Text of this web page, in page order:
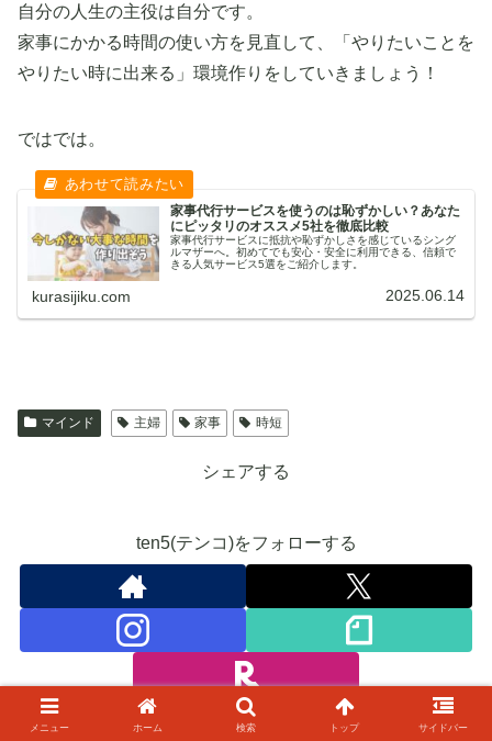
自分の人生の主役は自分です。
家事にかかる時間の使い方を見直して、「やりたいことを
やりたい時に出来る」環境作りをしていきましょう！
ではでは。
家事代行サービスを使うのは恥ずかしい？あなた
にピッタリのオススメ5社を徹底比較
家事代行サービスに抵抗や恥ずかしさを感じているシング
ルマザーへ。初めてでも安心・安全に利用できる、信頼で
きる人気サービス5選をご紹介します。
kurasijiku.com 2025.06.14
マインド 主婦 家事 時短
シェアする
ten5(テンコ)をフォローする
メニュー ホーム 検索 トップ サイドバー